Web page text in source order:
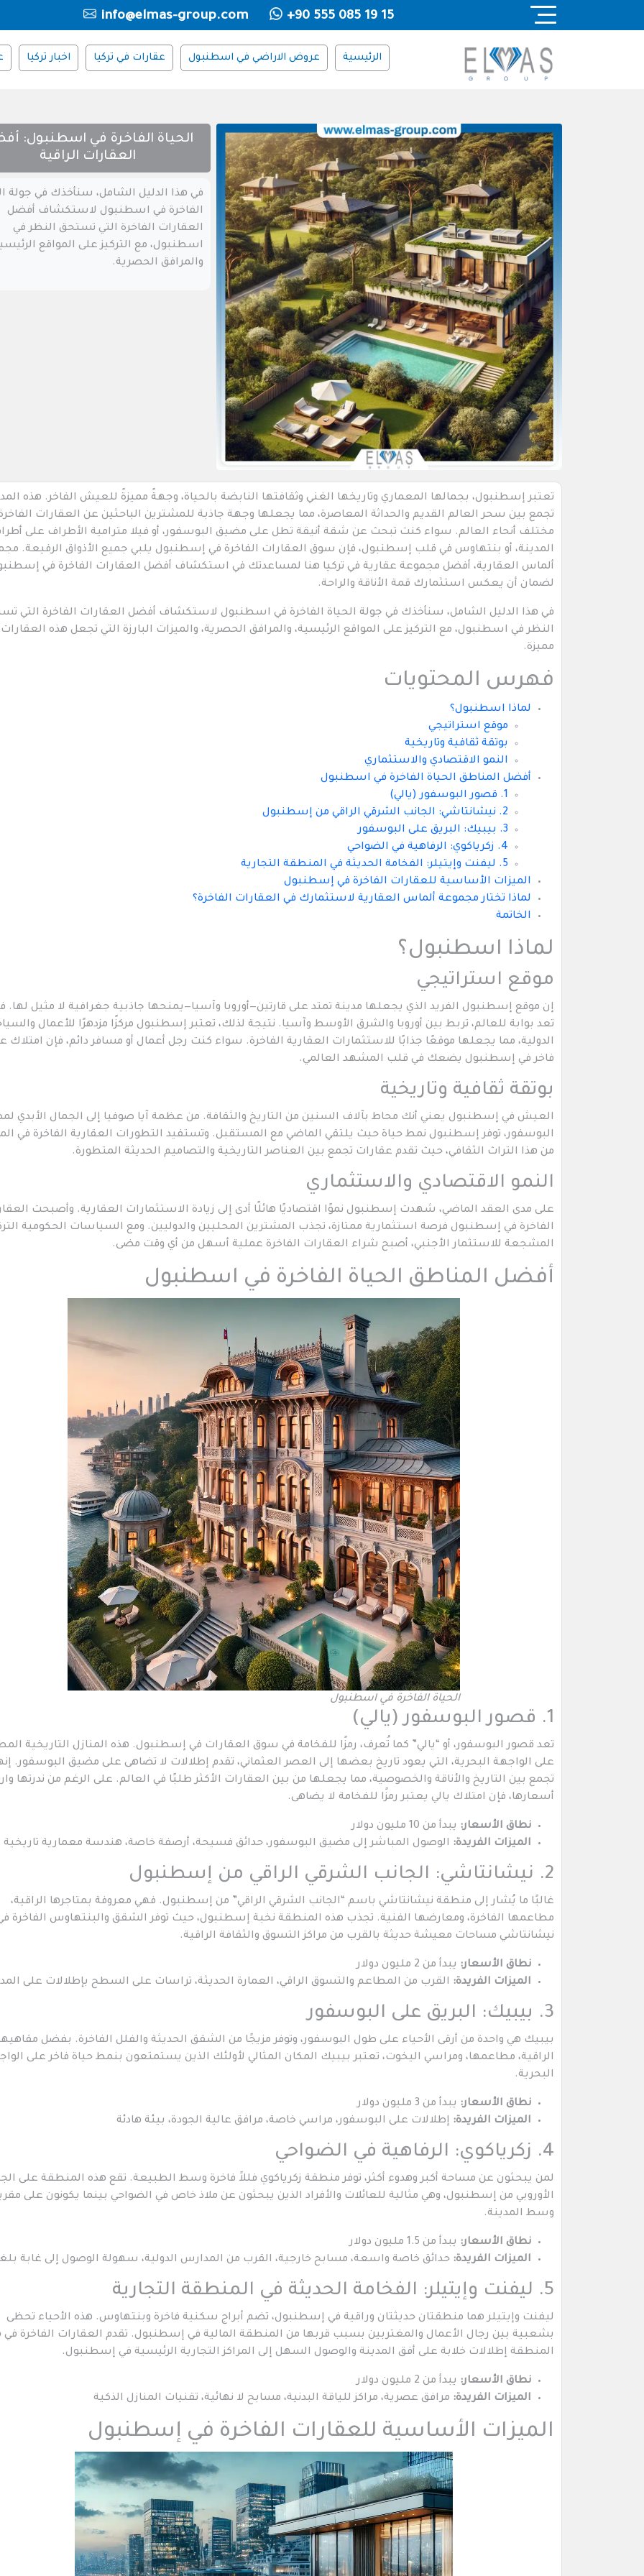
+90 555 085 19 15
info@elmas-group.com
الرئيسية عروض الاراضي في اسطنبول عقارات في تركيا اخبار تركيا
الحياة الفاخرة في اسطنبول:
العقارات الراقية
في هذا الدليل الشامل، سنأخذك في جولة
الفاخرة في اسطنبول لاستكشاف أفضل
العقارات الفاخرة التي تستحق النظر في
اسطنبول، مع التركيز على المواقع
والمرافق الحصرية.
تعتبر إسطنبول، بجمالها المعماري وتاريخها الغني وثقافتها النابضة بالحياة، وجهةً مميزةً للعيش الفاخر. هذه
تجمع بين سحر العالم القديم والحداثة المعاصرة، مما يجعلها وجهة جاذبة للمشترين الباحثين عن العقارات
مختلف أنحاء العالم. سواء كنت تبحث عن شقة أنيقة تطل على مضيق البوسفور، أو فيلا مترامية الأطراف على
المدينة، أو بنتهاوس في قلب إسطنبول، فإن سوق العقارات الفاخرة في إسطنبول يلبي جميع الأذواق الرفيعة.
ألماس العقارية، أفضل مجموعة عقارية في تركيا هنا لمساعدتك في استكشاف أفضل العقارات الفاخرة في
لضمان أن يعكس استثمارك قمة الأناقة والراحة.
في هذا الدليل الشامل، سنأخذك في جولة الحياة الفاخرة في اسطنبول لاستكشاف أفضل العقارات الفاخرة التي
النظر في اسطنبول، مع التركيز على المواقع الرئيسية، والمرافق الحصرية، والميزات البارزة التي تجعل هذه العقارات
مميزة.
فهرس المحتويات
لماذا اسطنبول؟
موقع استراتيجي
بوتقة ثقافية وتاريخية
النمو الاقتصادي والاستثماري
أفضل المناطق الحياة الفاخرة في اسطنبول
1. قصور البوسفور (يالي)
2. نيشانتاشي: الجانب الشرقي الراقي من إسطنبول
3. بيبيك: البريق على البوسفور
4. زكرياكوي: الرفاهية في الضواحي
5. ليفنت وإيتيلر: الفخامة الحديثة في المنطقة التجارية
الميزات الأساسية للعقارات الفاخرة في إسطنبول
لماذا تختار مجموعة ألماس العقارية لاستثمارك في العقارات الفاخرة؟
الخاتمة
لماذا اسطنبول؟
موقع استراتيجي
إن موقع إسطنبول الفريد الذي يجعلها مدينة تمتد على قارتين—أوروبا وآسيا—يمنحها جاذبية جغرافية لا مثيل لها.
تعد بوابة للعالم، تربط بين أوروبا والشرق الأوسط وآسيا. نتيجة لذلك، تعتبر إسطنبول مركزًا مزدهرًا للأعمال
الدولية، مما يجعلها موقعًا جذابًا للاستثمارات العقارية الفاخرة. سواء كنت رجل أعمال أو مسافر دائم، فإن امتلاك
فاخر في إسطنبول يضعك في قلب المشهد العالمي.
بوتقة ثقافية وتاريخية
العيش في إسطنبول يعني أنك محاط بآلاف السنين من التاريخ والثقافة. من عظمة آيا صوفيا إلى الجمال الأبدي
البوسفور، توفر إسطنبول نمط حياة حيث يلتقي الماضي مع المستقبل. وتستفيد التطورات العقارية الفاخرة في
من هذا التراث الثقافي، حيث تقدم عقارات تجمع بين العناصر التاريخية والتصاميم الحديثة المتطورة.
النمو الاقتصادي والاستثماري
على مدى العقد الماضي، شهدت إسطنبول نموًا اقتصاديًا هائلًا أدى إلى زيادة الاستثمارات العقارية. وأصبحت
الفاخرة في إسطنبول فرصة استثمارية ممتازة، تجذب المشترين المحليين والدوليين. ومع السياسات الحكومية
المشجعة للاستثمار الأجنبي، أصبح شراء العقارات الفاخرة عملية أسهل من أي وقت مضى.
أفضل المناطق الحياة الفاخرة في اسطنبول
الحياة الفاخرة في اسطنبول
1. قصور البوسفور (يالي)
تعد قصور البوسفور، أو “يالي” كما تُعرف، رمزًا للفخامة في سوق العقارات في إسطنبول. هذه المنازل التاريخية
على الواجهة البحرية، التي يعود تاريخ بعضها إلى العصر العثماني، تقدم إطلالات لا تضاهى على مضيق البوسفور.
تجمع بين التاريخ والأناقة والخصوصية، مما يجعلها من بين العقارات الأكثر طلبًا في العالم. على الرغم من ندرتها
أسعارها، فإن امتلاك يالي يعتبر رمزًا للفخامة لا يضاهى.
نطاق الأسعار: يبدأ من 10 مليون دولار
الميزات الفريدة: الوصول المباشر إلى مضيق البوسفور، حدائق فسيحة، أرصفة خاصة، هندسة معمارية تاريخية
2. نيشانتاشي: الجانب الشرقي الراقي من إسطنبول
غالبًا ما يُشار إلى منطقة نيشانتاشي باسم “الجانب الشرقي الراقي” من إسطنبول. فهي معروفة بمتاجرها الراقية،
مطاعمها الفاخرة، ومعارضها الفنية. تجذب هذه المنطقة نخبة إسطنبول، حيث توفر الشقق والبنتهاوس الفاخرة
نيشانتاشي مساحات معيشة حديثة بالقرب من مراكز التسوق والثقافة الراقية.
نطاق الأسعار: يبدأ من 2 مليون دولار
الميزات الفريدة: القرب من المطاعم والتسوق الراقي، العمارة الحديثة، تراسات على السطح بإطلالات على
3. بيبيك: البريق على البوسفور
بيبيك هي واحدة من أرقى الأحياء على طول البوسفور، وتوفر مزيجًا من الشقق الحديثة والفلل الفاخرة. بفضل
الراقية، مطاعمها، ومراسي اليخوت، تعتبر بيبيك المكان المثالي لأولئك الذين يستمتعون بنمط حياة فاخر على
البحرية.
نطاق الأسعار: يبدأ من 3 مليون دولار
الميزات الفريدة: إطلالات على البوسفور، مراسي خاصة، مرافق عالية الجودة، بيئة هادئة
4. زكرياكوي: الرفاهية في الضواحي
لمن يبحثون عن مساحة أكبر وهدوء أكثر، توفر منطقة زكرياكوي فللاً فاخرة وسط الطبيعة. تقع هذه المنطقة على
الأوروبي من إسطنبول، وهي مثالية للعائلات والأفراد الذين يبحثون عن ملاذ خاص في الضواحي بينما يكونون على
وسط المدينة.
نطاق الأسعار: يبدأ من 1.5 مليون دولار
الميزات الفريدة: حدائق خاصة واسعة، مسابح خارجية، القرب من المدارس الدولية، سهولة الوصول إلى غابة
5. ليفنت وإيتيلر: الفخامة الحديثة في المنطقة التجارية
ليفنت وإيتيلر هما منطقتان حديثتان وراقية في إسطنبول، تضم أبراج سكنية فاخرة وبنتهاوس. هذه الأحياء تحظى
بشعبية بين رجال الأعمال والمغتربين بسبب قربها من المنطقة المالية في إسطنبول. تقدم العقارات الفاخرة في
المنطقة إطلالات خلابة على أفق المدينة والوصول السهل إلى المراكز التجارية الرئيسية في إسطنبول.
نطاق الأسعار: يبدأ من 2 مليون دولار
الميزات الفريدة: مرافق عصرية، مراكز للياقة البدنية، مسابح لا نهائية، تقنيات المنازل الذكية
الميزات الأساسية للعقارات الفاخرة في إسطنبول